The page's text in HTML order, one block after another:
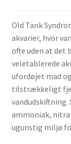
Old Tank
akvarier, hvor
ofte uden at det
veletablerede
ufordøjet mad
tilstrækkeligt
vandudskiftning.
ammoniak,
ugunstig miljø